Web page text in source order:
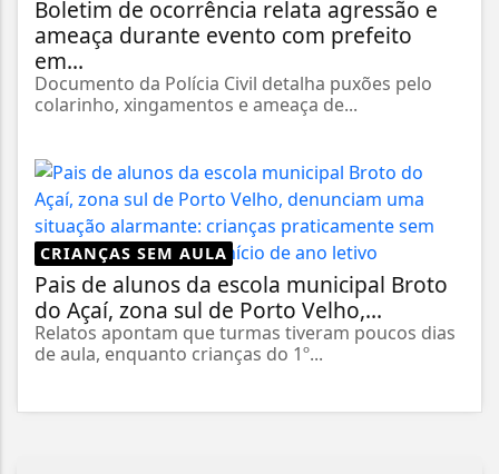
Boletim de ocorrência relata agressão e
ameaça durante evento com prefeito
em...
Documento da Polícia Civil detalha puxões pelo
colarinho, xingamentos e ameaça de...
CRIANÇAS SEM AULA
Pais de alunos da escola municipal Broto
do Açaí, zona sul de Porto Velho,...
Relatos apontam que turmas tiveram poucos dias
de aula, enquanto crianças do 1º...